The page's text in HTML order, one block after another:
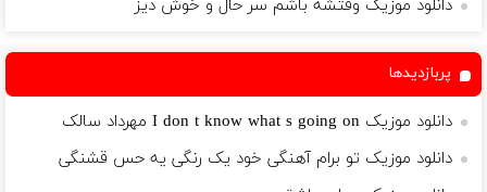
دانلود موزیک وقتشه باشم سر حال و خوش دیز
پربازدیدها
دانلود موزیک I don t know what s going on مهرداد سالک
دانلود موزیک تو برام آهنگی خود یک رنگی یه حس قشنگی